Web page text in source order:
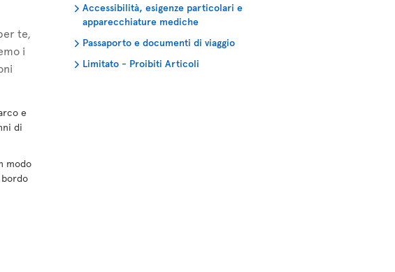
te,
i
e
di
modo
Accessibilità, esigenze particolari e
apparecchiature mediche
Passaporto e documenti di viaggio
Limitato - Proibiti Articoli